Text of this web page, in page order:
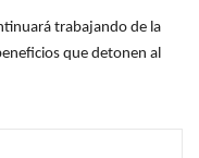
trabajando de la
que detonen al